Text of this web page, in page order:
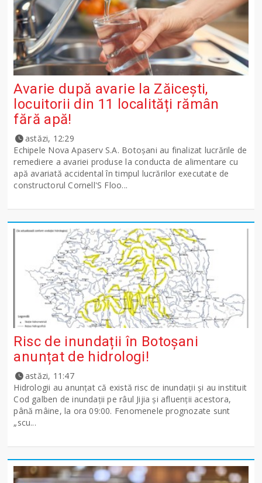
Avarie după avarie la Zăicești,
locuitorii din 11 localități rămân
fără apă!
astăzi, 12:29
Echipele Nova Apaserv S.A. Botoșani au finalizat lucrările de
remediere a avariei produse la conducta de alimentare cu
apă avariată accidental în timpul lucrărilor executate de
constructorul Cornell'S Floo...
Risc de inundații în Botoșani
anunțat de hidrologi!
astăzi, 11:47
Hidrologii au anunțat că există risc de inundații și au instituit
Cod galben de inundații pe râul Jijia și afluenții acestora,
până mâine, la ora 09:00. Fenomenele prognozate sunt
„scu...